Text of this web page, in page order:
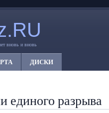
вновь и вновь
ДИСКИ
единого разрыва